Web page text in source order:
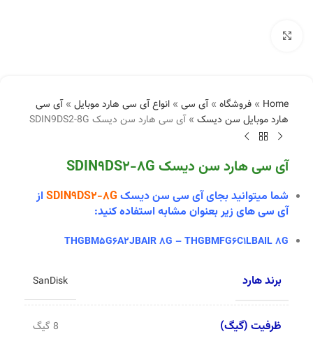
Home
» فروشگاه »آی سی » انواع آی سی هارد موبایل »آی سی
هارد موبایل سن دیسک »آی سی هارد سن دیسک SDIN9DS2-8G
آی سی هارد سن دیسک SDIN9DS2-8G
شما میتوانید بجای آی سی سن دیسک SDIN9DS2-8G از
آی سی های زیر بعنوان مشابه استفاده کنید:
THGBM5G6A2JBAIR 8G – THGBMFG6C1LBAIL 8G
برند هارد SanDisk
ظرفیت (گیگ) 8 گیگ